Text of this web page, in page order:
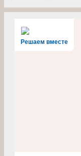
Решаем вместе